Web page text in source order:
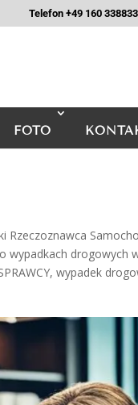
Telefon +49 160
FOTO
Rzeczoznawca
wypadkach drogowych
,wypadek